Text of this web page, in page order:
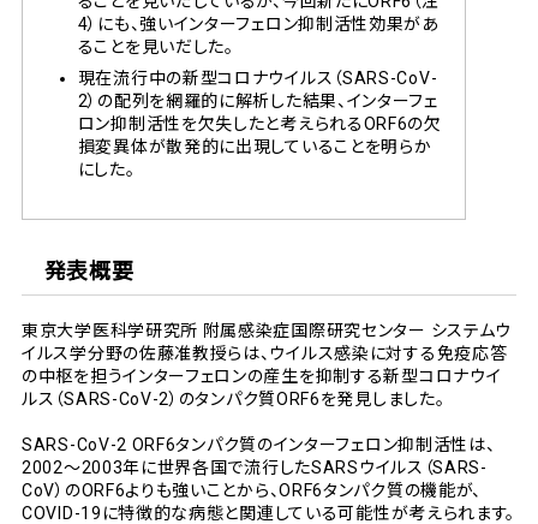
4）にも、強いインターフェロン抑制活性効果があ
ることを見いだした。
現在流行中の新型コロナウイルス（SARS-CoV-
2）の配列を網羅的に解析した結果、インターフェ
ロン抑制活性を欠失したと考えられるORF6の欠
損変異体が散発的に出現していることを明らか
にした。
発表概要
東京大学医科学研究所 附属感染症国際研究センター システムウ
イルス学分野の佐藤准教授らは、ウイルス感染に対する免疫応答
の中枢を担うインターフェロンの産生を抑制する新型コロナウイ
ルス（SARS-CoV-2）のタンパク質ORF6を発見しました。
SARS-CoV-2 ORF6タンパク質のインターフェロン抑制活性は、
2002～2003年に世界各国で流行したSARSウイルス（SARS-
CoV）のORF6よりも強いことから、ORF6タンパク質の機能が、
COVID-19に特徴的な病態と関連している可能性が考えられます。